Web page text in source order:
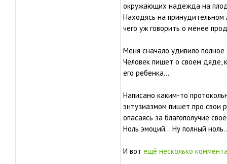
окружающих надежда на
Находясь на принудительном
чего уж говорить о менее
Меня сначало удивило
Человек пишет о своем дяде,
его ребенка...
Написано каким-то
энтузиазмом пишет про свои
опасаясь за благополучие
Ноль эмоций... Ну полный
И вот ещё несколько